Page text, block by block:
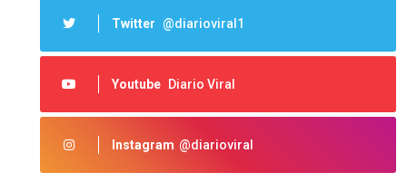
Twitter @diarioviral1
Youtube Diario Viral
Instagram @diarioviral